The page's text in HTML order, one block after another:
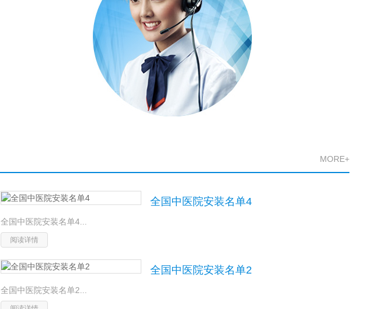
MORE+
全国中医院安装名单4
全国中医院安装名单4...
阅读详情
全国中医院安装名单2
全国中医院安装名单2...